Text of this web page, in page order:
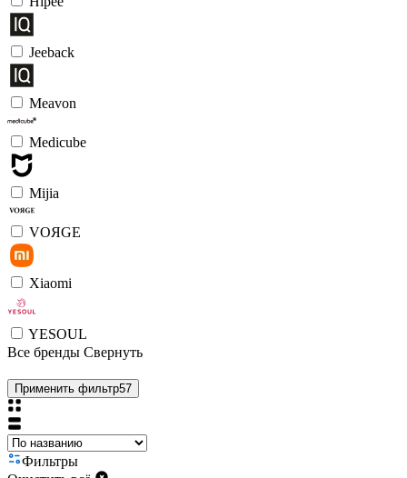
Jeeback
Meavon
Medicube
Mijia
VOЯGE
Xiaomi
YESOUL
Все бренды Свернуть
Применить фильтр57
Фильтры